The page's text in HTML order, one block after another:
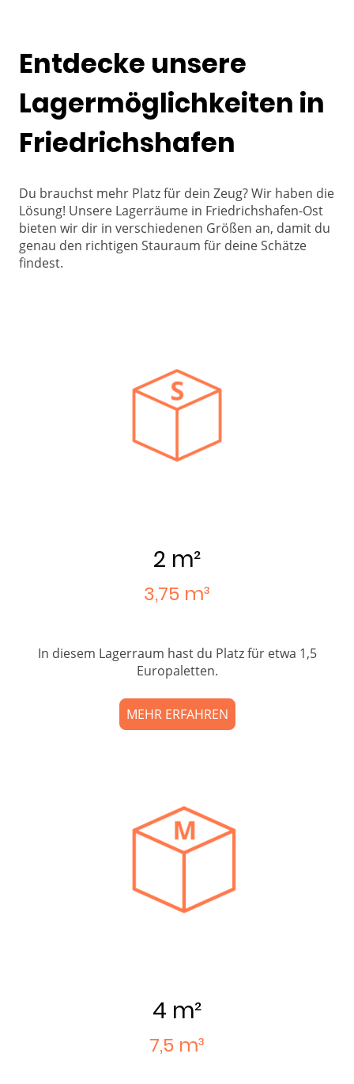
Entdecke unsere
Lagermöglichkeiten in
Friedrichshafen
Du brauchst mehr Platz für dein Zeug? Wir haben die
Lösung! Unsere Lagerräume in Friedrichshafen-Ost
bieten wir dir in verschiedenen Größen an, damit du
genau den richtigen Stauraum für deine Schätze
findest.
2 m²
3,75 m³
In diesem Lagerraum hast du Platz für etwa 1,5
Europaletten.
MEHR ERFAHREN
4 m²
7,5 m³